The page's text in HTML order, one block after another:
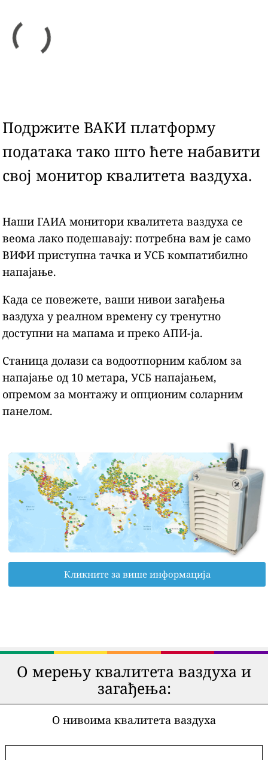
Подржите ВАКИ платформу
података тако што ћете набавити
свој монитор квалитета ваздуха.
Наши ГАИА монитори квалитета ваздуха се
веома лако подешавају: потребна вам је само
ВИФИ приступна тачка и УСБ компатибилно
напајање.
Када се повежете, ваши нивои загађења
ваздуха у реалном времену су тренутно
доступни на мапама и преко АПИ-ја.
Станица долази са водоотпорним каблом за
напајање од 10 метара, УСБ напајањем,
опремом за монтажу и опционим соларним
панелом.
Кликните за више информација
О мерењу квалитета ваздуха и
загађења:
О нивоима квалитета ваздуха